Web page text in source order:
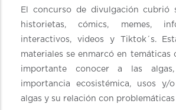
El concurso de divulgación cubrió
historietas, cómics, memes,
interactivos, videos y Tiktok´s.
materiales se enmarcó en temáticas
importante conocer a las
importancia ecosistémica, usos y/
algas y su relación con problemáticas